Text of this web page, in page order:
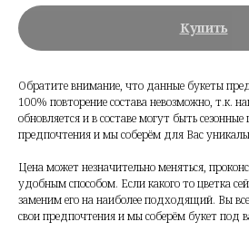
Купить
Обратите внимание, что данные букеты
100% повторение состава невозможно, т.к.
обновляется и в составе могут быть
предпочтения и мы соберём для Вас
Цена может незначительно меняться,
удобным способом. Если какого то цветка
заменим его на наиболее подходящий. Вы
свои предпочтения и мы соберём букет